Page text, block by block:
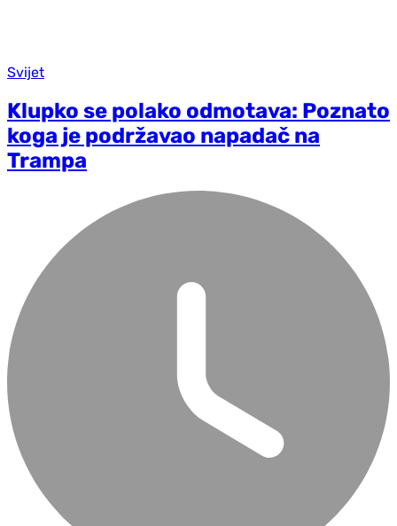
Svijet
Klupko se polako odmotava: Poznato
koga je podržavao napadač na
Trampa